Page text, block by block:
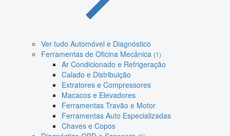
Ver tudo Automóvel e Diagnóstico
Ferramentas de Oficina Mecânica (1)
Ar Condicionado e Refrigeração
Calado e Distribuição
Extratores e Compressores
Macacos e Elevadores
Ferramentas Travão e Motor
Ferramentas Auto Especializadas
Chaves e Copos